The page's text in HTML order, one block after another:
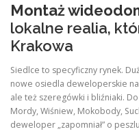
Montaż
lokalne realia,
Krakowa
Siedlce to specyficzny rynek.
nowe osiedla deweloperskie na
ale też szeregówki i bliźniaki.
Mordy, Wiśniew, Mokobody,
deweloper „zapomniał” o